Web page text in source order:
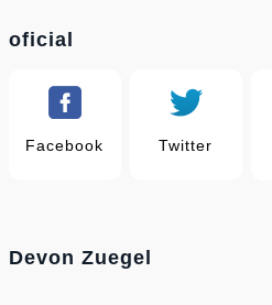
oficial
Facebook Twitter
Devon Zuegel